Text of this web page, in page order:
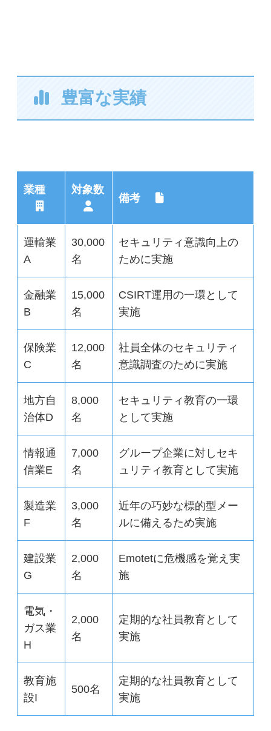
豊富な実績
業種 対象数
備考
運輸業
A
30,000
名
セキュリティ意識向上の
ために実施
金融業
B
15,000
名
CSIRT運用の一環として
実施
保険業
C
12,000
名
社員全体のセキュリティ
意識調査のために実施
地方自
治体D
8,000
名
セキュリティ教育の一環
として実施
情報通
信業E
7,000
名
グループ企業に対しセキ
ュリティ教育として実施
製造業
F
3,000
名
近年の巧妙な標的型メー
ルに備えるため実施
建設業
G
2,000
名
Emotetに危機感を覚え実
施
電気・
ガス業
H
2,000
名
定期的な社員教育として
実施
教育施
設I
500名
定期的な社員教育として
実施